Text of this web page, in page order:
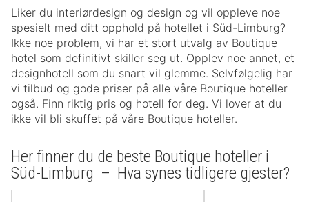
Liker du interiørdesign og design og vil oppleve noe
spesielt med ditt opphold på hotellet i Süd-Limburg?
Ikke noe problem, vi har et stort utvalg av Boutique
hotel som definitivt skiller seg ut. Opplev noe annet, et
designhotell som du snart vil glemme. Selvfølgelig har
vi tilbud og gode priser på alle våre Boutique hoteller
også. Finn riktig pris og hotell for deg. Vi lover at du
ikke vil bli skuffet på våre Boutique hoteller.
Her finner du de beste Boutique hoteller i
Süd-Limburg – Hva synes tidligere gjester?